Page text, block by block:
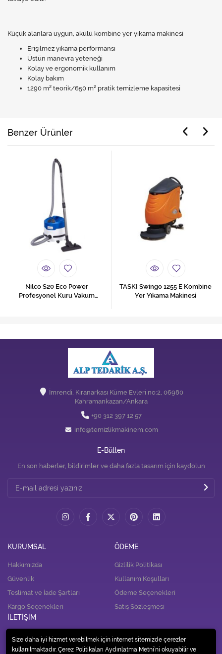
Küçük alanlara uygun, akülü kombine yer yıkama makinesi
Erişilmez yıkama performansı
Üstün manevra yeteneği
Kolay ve ergonomik kullanım
Kolay bakım
1290 m² teorik/650 m² pratik temizleme kapasitesi
Benzer Ürünler
Nilco S20 Eco Power
Profesyonel Kuru Vakum
TASKI Swingo 1255 E Kombine
Yer Yıkama Makinesi
İmrendi, Kıranarkası Küme Evleri no:2, 06980
Kahramankazan/Ankara
+90 312 397 12 57
info@temizlikmakinem.com
E-Bülten
En son haberler, bildirimler ve daha fazla tasarım için kaydolun
KURUMSAL
Hakkımızda
Güvenlik
Teslimat ve İade Şartları
Kargo Seçenekleri
ÖDEME
Gizlilik Politikası
Kullanım Koşulları
Ödeme Seçenekleri
Satış Sözleşmesi
İLETİŞİM
İletişim
Size daha iyi hizmet verebilmek için internet sitemizde çerezler
kullanılmaktadır. Çerez Politikaları Aydınlatma Metni’ni okuyabilir ve